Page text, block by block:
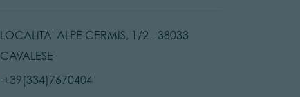
LOCALITA' ALPE CERMIS, 1/2 - 38033
CAVALESE
Anrufen:
+39(334)7670404